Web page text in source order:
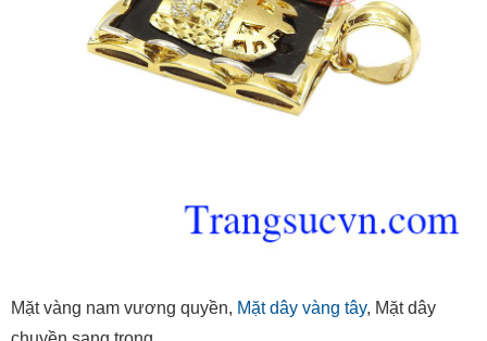
Mặt vàng nam vương quyền, Mặt dây vàng tây , Mặt dây